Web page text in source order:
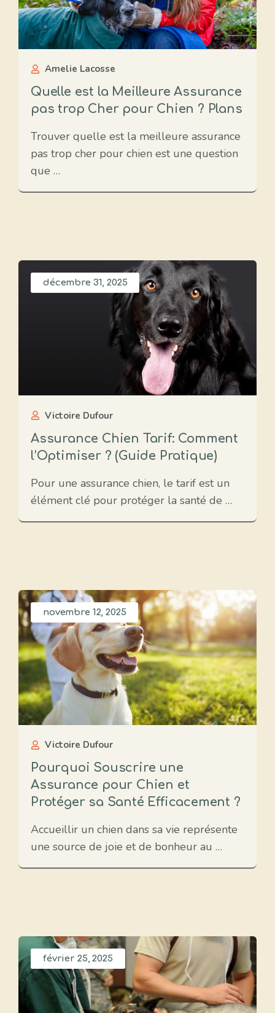
Amelie Lacosse
Quelle est la Meilleure Assurance
pas trop Cher pour Chien ? Plans
Trouver quelle est la meilleure assurance
pas trop cher pour chien est une question
que …
décembre 31, 2025
Victoire Dufour
Assurance Chien Tarif: Comment
l’Optimiser ? (Guide Pratique)
Pour une assurance chien, le tarif est un
élément clé pour protéger la santé de …
novembre 12, 2025
Victoire Dufour
Pourquoi Souscrire une
Assurance pour Chien et
Protéger sa Santé Efficacement ?
Accueillir un chien dans sa vie représente
une source de joie et de bonheur au …
février 25, 2025